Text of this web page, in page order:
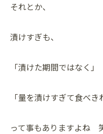
それとか、
漬けすぎも、
「漬けた期間ではなく」
「量を漬けすぎて食べき
って事もありますよね